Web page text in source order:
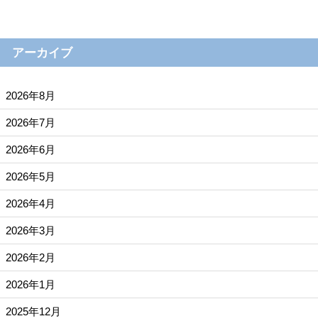
アーカイブ
2026年8月
2026年7月
2026年6月
2026年5月
2026年4月
2026年3月
2026年2月
2026年1月
2025年12月